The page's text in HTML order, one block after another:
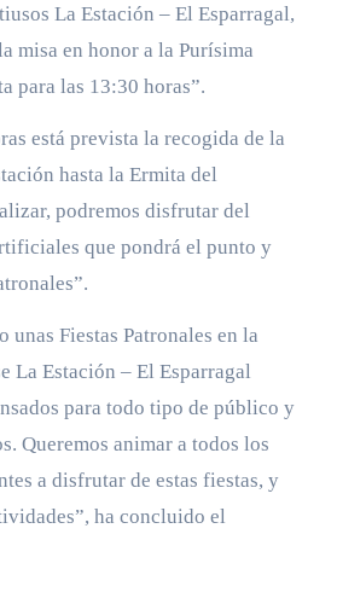
La Estación – El Esparragal,
misa en honor a la Purísima
para las 13:30 horas”.
está prevista la recogida de la
hasta la Ermita del
podremos disfrutar del
que pondrá el punto y
unas Fiestas Patronales en la
La Estación – El Esparragal
para todo tipo de público y
Queremos animar a todos los
a disfrutar de estas fiestas, y
ha concluido el